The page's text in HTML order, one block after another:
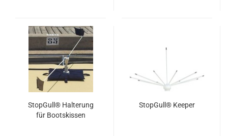
Stop­Gull® Hal­te­rung
für Boots­kis­sen
Stop­Gull® Kee­per